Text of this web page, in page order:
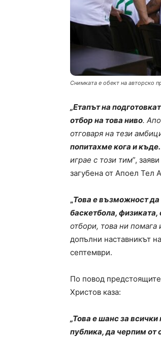
Снимката е обект на авторско
„Етапът на
отбор на това ниво.
отговаря на тези
попитахме кога и
играе с този тим”,
загубена от Апоел Тел
„Това е възможност
баскетбола, физиката,
отбори, това ни помага
допълни наставникът
септември.
По повод
Христов каза:
„Това е шанс за
публика, да черпим от